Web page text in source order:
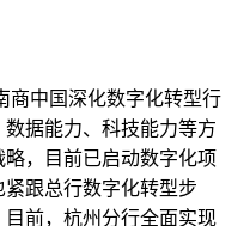
商中国深化数字化转型行
据能力、科技能力等方
，目前已启动数字化项
跟总行数字化转型步
前，杭州分行全面实现